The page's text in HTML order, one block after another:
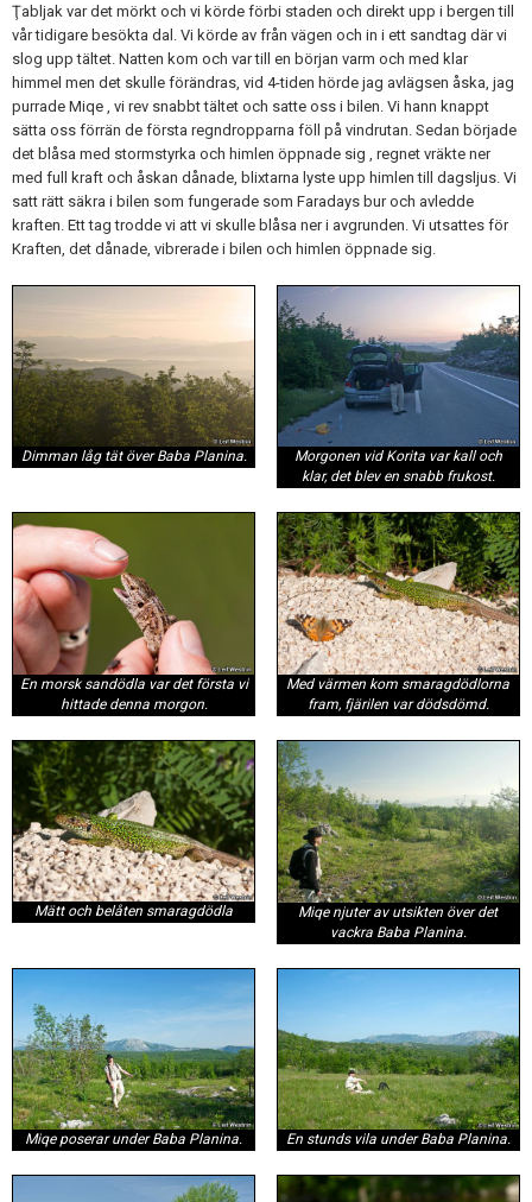
Ţabljak var det mörkt och vi körde förbi staden och direkt upp i bergen till
vår tidigare besökta dal. Vi körde av från vägen och in i ett sandtag där vi
slog upp tältet. Natten kom och var till en början varm och med klar
himmel men det skulle förändras, vid 4-tiden hörde jag avlägsen åska, jag
purrade Miqe , vi rev snabbt tältet och satte oss i bilen. Vi hann knappt
sätta oss förrän de första regndropparna föll på vindrutan. Sedan började
det blåsa med stormstyrka och himlen öppnade sig , regnet vräkte ner
med full kraft och åskan dånade, blixtarna lyste upp himlen till dagsljus. Vi
satt rätt säkra i bilen som fungerade som Faradays bur och avledde
kraften. Ett tag trodde vi att vi skulle blåsa ner i avgrunden. Vi utsattes för
Kraften, det dånade, vibrerade i bilen och himlen öppnade sig.
Dimman låg tät över Baba Planina.
Morgonen vid Korita var kall och
klar, det blev en snabb frukost.
En morsk sandödla var det första vi
hittade denna morgon.
Med värmen kom smaragdödlorna
fram, fjärilen var dödsdömd.
Mätt och belåten smaragdödla
Miqe njuter av utsikten över det
vackra Baba Planina.
Miqe poserar under Baba Planina. En stunds vila under Baba Planina.